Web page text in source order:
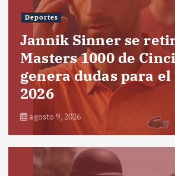
Deportes
Jannik Sinner se
Masters 1000 de
genera dudas para el
2026
agosto 9, 2026